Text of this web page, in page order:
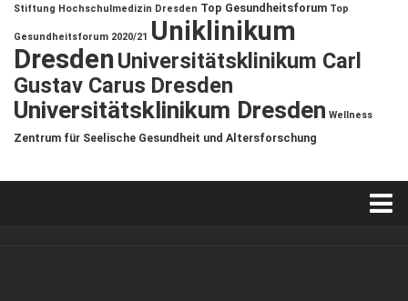
Stiftung Hochschulmedizin Dresden Top Gesundheitsforum Top
Gesundheitsforum 2020/21 Uniklinikum
DresdenUniversitätsklinikum Carl
Gustav Carus Dresden
Universitätsklinikum Dresden Wellness
Zentrum für Seelische Gesundheit und Altersforschung